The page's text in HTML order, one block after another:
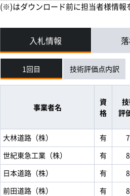
(※)はダウンロード前に担当者様情報
入札情報
1回目 技術評価点内訳
事業者名
資
格
評
大林道路（株）
有
世紀東急工業（株）
有
日本道路（株）
有
前田道路（株）
有